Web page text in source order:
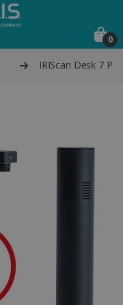
0
IRIScan Desk 7 Pro